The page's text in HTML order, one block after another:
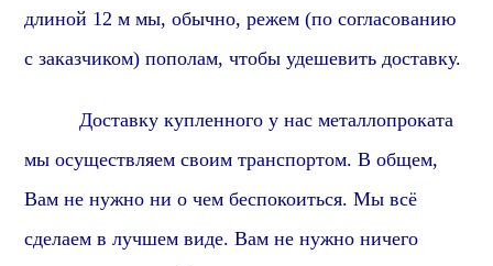
длиной 12 м мы, обычно, режем (по согласованию
с заказчиком) пополам, чтобы удешевить доставку.
Доставку купленного у нас металлопроката
мы осуществляем своим транспортом.В общем,
Вам не нужно ни о чем беспокоиться. Мы всё
сделаем в лучшем виде. Вам не нужно ничего